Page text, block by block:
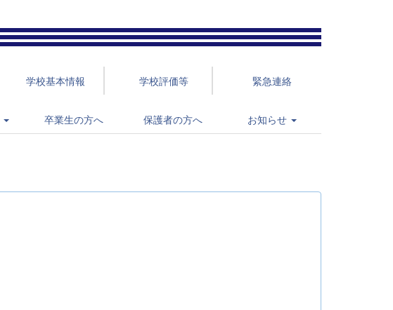
学校基本情報 学校評価等 緊急連絡
卒業生の方へ 保護者の方へ お知らせ